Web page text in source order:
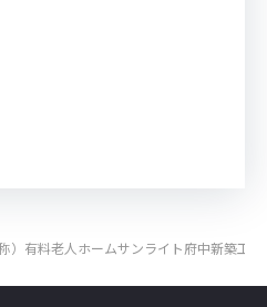
称）有料老人ホームサンライト府中新築工事